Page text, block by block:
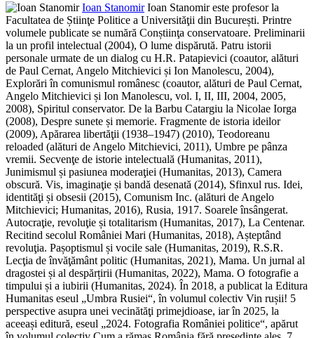
Ioan StanomirIoan Stanomir este profesor la
Facultatea de Știinţe Politice a Universităţii din București. Printre
volumele publicate se numără Conștiinţa conservatoare. Preliminarii
la un profil intelectual (2004), O lume dispărută. Patru istorii
personale urmate de un dialog cu H.R. Patapievici (coautor, alături
de Paul Cernat, Angelo Mitchievici și Ion Manolescu, 2004),
Explorări în comunismul românesc (coautor, alături de Paul Cernat,
Angelo Mitchievici și Ion Manolescu, vol. I, II, III, 2004, 2005,
2008), Spiritul conservator. De la Barbu Catargiu la Nicolae Iorga
(2008), Despre sunete și memorie. Fragmente de istoria ideilor
(2009), Apărarea libertăţii (1938–1947) (2010), Teodoreanu
reloaded (alături de Angelo Mitchievici, 2011), Umbre pe pânza
vremii. Secvenţe de istorie intelectuală (Humanitas, 2011),
Junimismul și pasiunea moderaţiei (Humanitas, 2013), Camera
obscură. Vis, imaginaţie și bandă desenată (2014), Sfinxul rus. Idei,
identităţi și obsesii (2015), Comunism Inc. (alături de Angelo
Mitchievici; Humanitas, 2016), Rusia, 1917. Soarele însângerat.
Autocraţie, revoluţie și totalitarism (Humanitas, 2017), La Centenar.
Recitind secolul României Mari (Humanitas, 2018), Așteptând
revoluţia. Pașoptismul și vocile sale (Humanitas, 2019), R.S.R.
Lecţia de învăţământ politic (Humanitas, 2021), Mama. Un jurnal al
dragostei și al despărțirii (Humanitas, 2022), Mama. O fotografie a
timpului și a iubirii (Humanitas, 2024). În 2018, a publicat la Editura
Humanitas eseul „Umbra Rusiei“, în volumul colectiv Vin rușii! 5
perspective asupra unei vecinătăţi primejdioase, iar în 2025, la
aceeași editură, eseul „2024. Fotografia României politice“, apărut